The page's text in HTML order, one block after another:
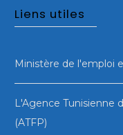
Liens utiles
Ministère de l'emploi
L'Agence Tunisienne
(ATFP)